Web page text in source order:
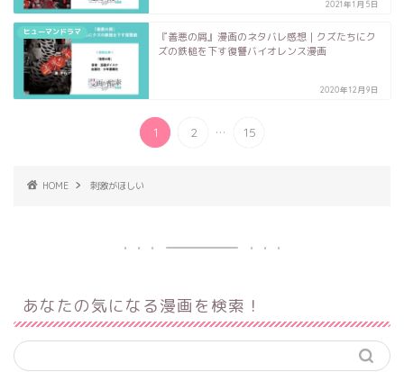
2021年1月5日
ヒューマンドラマ
『善悪の屑』漫画のネタバレ感想｜クズたちにク
ズの鉄槌を下す復讐バイオレンス漫画
2020年12月9日
1 2 ... 15
HOME 刺激がほしい
あなたの気になる漫画を検索！